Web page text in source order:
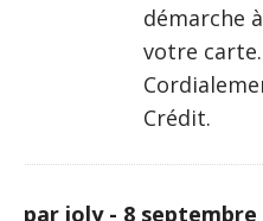
démarche
votre carte.
Crédit.
par joly - 8 septembre